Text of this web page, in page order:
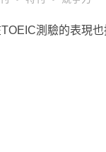
測驗的表現